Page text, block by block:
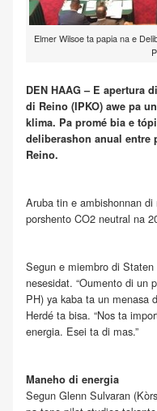
Elmer Wilsoe ta papia na e
DEN HAAG – E apertura
di Reino (IPKO) awe pa
klima. Pa promé bia e
deliberashon anual entre
Reino.
Aruba tin e ambishonnan
porshento CO2 neutral na
Segun e miembro di
nesesidat. “Oumento di un
PH) ya kaba ta un menasa
Herdé ta bisa. “Nos ta
energia. Esei ta di mas.”
Maneho di energia
Segun Glenn Sulvaran